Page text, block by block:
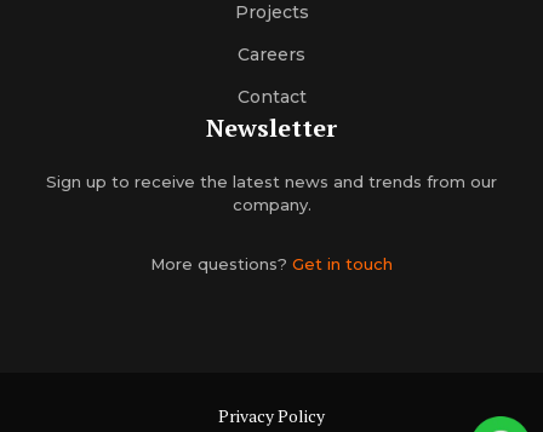
Projects
Careers
Contact
Newsletter
Sign up to receive the latest news and trends from our
company.
More questions? Get in touch
Privacy Policy